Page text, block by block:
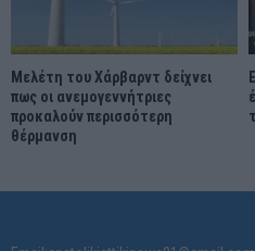
Μελέτη του Χάρβαρντ δείχνει
πως οι ανεμογεννήτριες
προκαλούν περισσότερη
θέρμανση